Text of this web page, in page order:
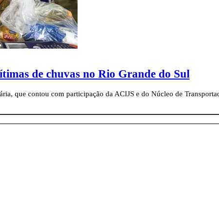
de chuvas no Rio Grande do Sul
que contou com participação da ACIJS e do Núcleo de